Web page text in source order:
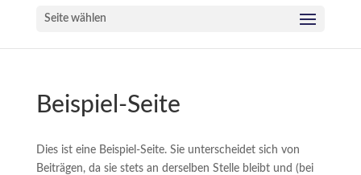
Seite wählen
Beispiel-Seite
Dies ist eine Beispiel-Seite. Sie unterscheidet sich von
Beiträgen, da sie stets an derselben Stelle bleibt und (bei